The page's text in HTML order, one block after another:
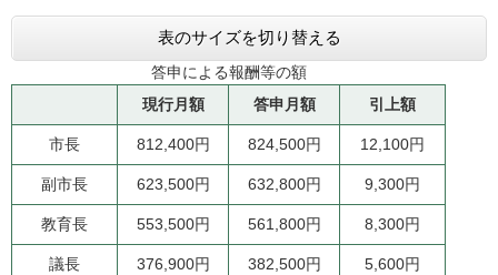
表のサイズを切り替える
答申による報酬等の額
現行月額
答申月額 引上額
市長 812,400円 824,500円 12,100円
副市長 623,500円 632,800円 9,300円
教育長 553,500円 561,800円 8,300円
議長 376,900円 382,500円 5,600円